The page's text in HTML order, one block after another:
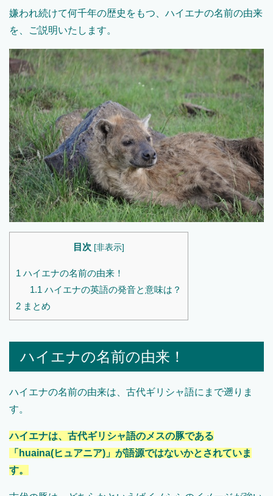
嫌われ続けて何千年の歴史をもつ、ハイエナの名前の由来
を、ご説明いたします。
目次 [非表示]
1 ハイエナの名前の由来！
1.1 ハイエナの英語の発音と意味は？
2 まとめ
ハイエナの名前の由来！
ハイエナの名前の由来は、古代ギリシャ語にまで遡りま
す。
ハイエナは、古代ギリシャ語のメスの豚である
「huaina(ヒュアニア)」が語源ではないかとされていま
す。